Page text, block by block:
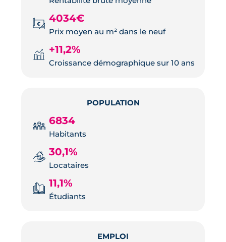
4034€
Prix moyen au m² dans le neuf
+11,2%
Croissance démographique sur 10 ans
POPULATION
6834
Habitants
30,1%
Locataires
11,1%
Étudiants
EMPLOI